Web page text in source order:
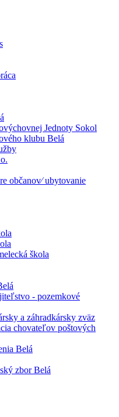
Jednoty Sokol
klubu Belá
občanov⁄ ubytovanie
škola
- pozemkové
a záhradkársky zväz
chovateľov poštových
Belá
zbor Belá